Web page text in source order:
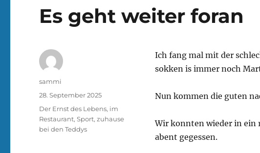
Es geht weiter foran
Ich fang mal mit der
sokken is immer noch
Nun kommen die guten
Wir konnten wieder in ein
abent gegessen.
Autor
sammi
Veröffentlicht
28. September 2025
Kategorien
Der Ernst des Lebens, im
Restaurant,Sport,zuhause
bei den Teddys